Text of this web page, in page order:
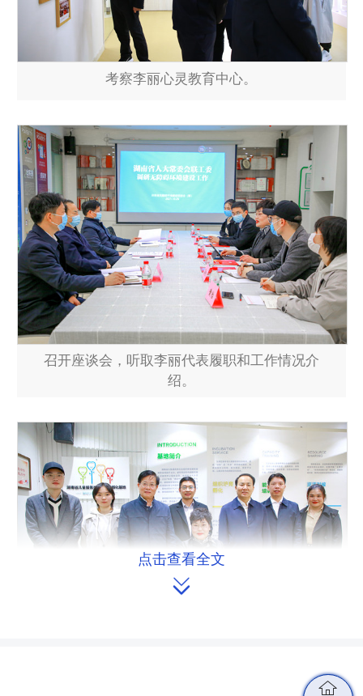
考察李丽心灵教育中心。
召开座谈会，听取李丽代表履职和工作情况介
绍。
点击查看全文
